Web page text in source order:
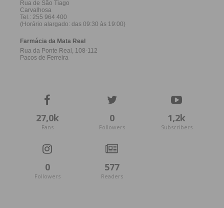
27,0k
Fans
0
Followers
1,2k
Subscribers
0
Followers
577
Readers